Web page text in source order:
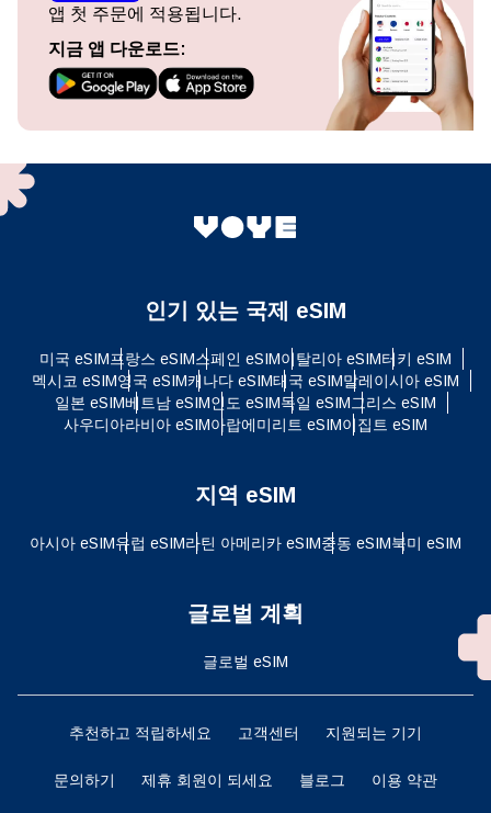
앱 첫 주문에 적용됩니다.
지금 앱 다운로드:
인기 있는 국제 eSIM
미국 eSIM프랑스 eSIM스페인 eSIM이탈리아 eSIM터키 eSIM
멕시코 eSIM영국 eSIM캐나다 eSIM태국 eSIM말레이시아 eSIM
일본 eSIM베트남 eSIM인도 eSIM독일 eSIM그리스 eSIM
사우디아라비아 eSIM아랍에미리트 eSIM이집트 eSIM
지역 eSIM
아시아 eSIM유럽 ​​eSIM라틴 아메리카 eSIM중동 eSIM북미 eSIM
글로벌 계획
글로벌 eSIM
추천하고 적립하세요 고객센터 지원되는 기기
문의하기 제휴 회원이 되세요 블로그 이용 약관